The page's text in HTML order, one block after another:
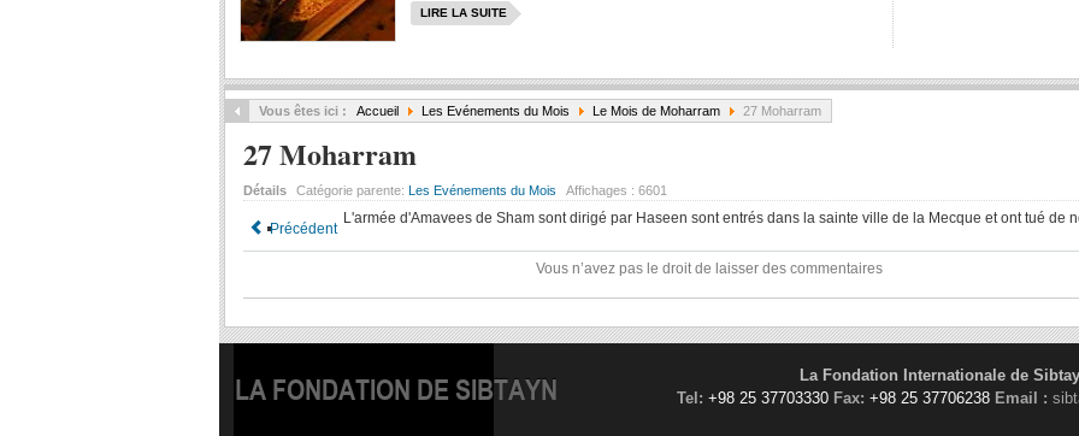
LIRE LA SUITE
Vous êtes ici : Accueil Les Evénements du Mois Le Mois de Moharram 27 Moharram
27 Moharram
Détails Catégorie parente: Les Evénements du Mois Affichages : 6601
L'armée d'Amavees de Sham sont dirigé par Haseen sont entrés dans la sainte ville de la Mecque et ont tué de
Précédent
Vous n’avez pas le droit de laisser des commentaires
LA FONDATION DE SIBTAYN
La Fondation Internationale de
Tel: +98 25 37703330 Fax: +98 25 37706238 Email :